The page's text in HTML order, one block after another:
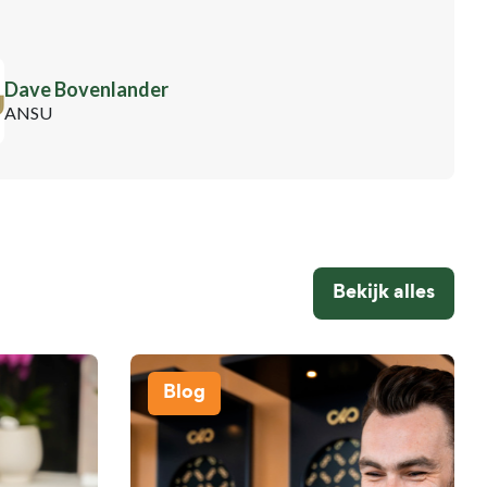
Dave Bovenlander
ANSU
Bekijk alles
Blog